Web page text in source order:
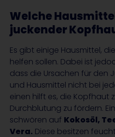
Welche
juckender
Es gibt einige Hausmittel,
helfen sollen. Dabei ist
dass die Ursachen für den
und Hausmittel nicht bei
einen hilft es, die Kopfhaut
Durchblutung zu fördern.
schwören auf Kokosöl,
Vera. Diese besitzen